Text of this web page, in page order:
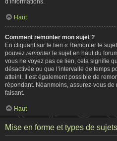
Haut
Comment remonter mon sujet ?
En cliquant sur le lien « Remonter le
pouvez remonterle sujet en haut du
vous ne voyez pas ce lien, cela signifie
désactivée ou que l’intervalle de temps
atteint. Il est également possible de
répondant. Néanmoins, assurez-vous
faisant.
Haut
Mise en forme et types de sujets